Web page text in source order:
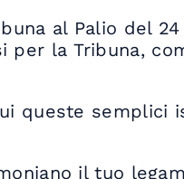
al Palio del
per la Tribuna,
queste semplici
il tuo